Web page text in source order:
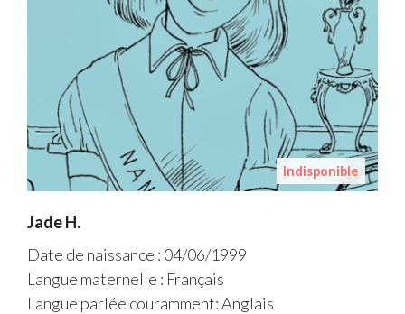
Indisponible
Jade H.
Date de naissance : 04/06/1999
Langue maternelle : Français
Langue parlée couramment: Anglais